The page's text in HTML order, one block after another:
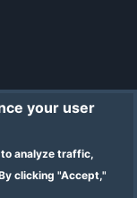
your user
analyze traffic,
clicking "Accept,"